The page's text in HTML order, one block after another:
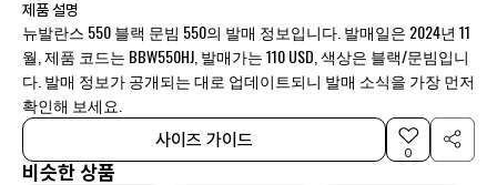
제품 설명
뉴발란스 550 블랙 문빔 550의 발매 정보입니다. 발매일은 2024년 11
월, 제품 코드는 BBW550HJ, 발매가는 110 USD, 색상은 블랙/문빔입니
다. 발매 정보가 공개되는 대로 업데이트되니 발매 소식을 가장 먼저
확인해 보세요.
사이즈 가이드
0
비슷한 상품